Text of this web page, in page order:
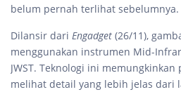
belum pernah terlihat sebelumnya.
Dilansir dari Engadget (26/11),
menggunakan instrumen Mid-
JWST. Teknologi ini
melihat detail yang lebih jelas dari